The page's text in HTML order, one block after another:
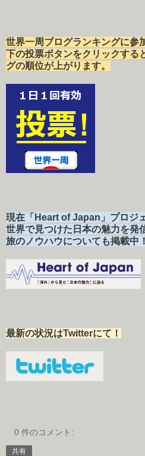
世界一周ブログランキングに参
下の投票ボタンをクリックする
グの順位が上がります。
現在「Heart of Japan」プロジ
世界で見つけた日本の魅力を発
旅のノウハウについても掲載中！
最新の状況はTwitterにて！
0 件のコメント:
共有